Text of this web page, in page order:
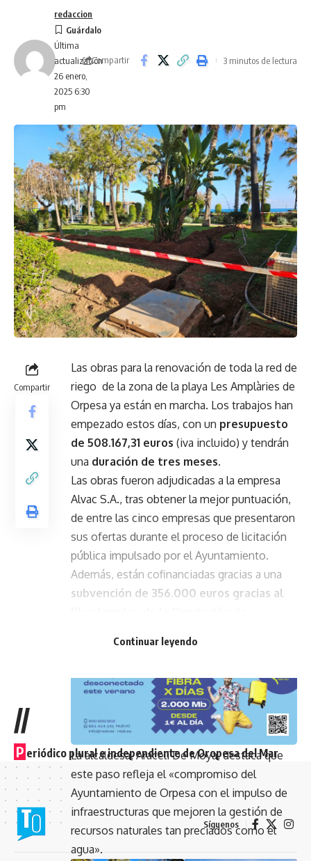
Última
actualización
26 enero,
2025 6:30
pm
redaccion
Compartir 3 minutos de lectura
Compartir
Las obras para la renovación de toda la red de
riego de la zona de la playa Les Amplàries de
Orpesa ya están en marcha. Los trabajos han
empezado estos días, con un presupuesto
de 508.167,31 euros (iva incluido) y tendrán
una duración de tres meses.
Las obras fueron adjudicadas a la empresa
Alvac S.A., tras obtener la mejor puntuación,
de entre las cinco empresas que presentaron
sus ofertas durante el proceso de licitación
pública impulsado por el Ayuntamiento.
Además, están cofinanciadas gracias a una
subvención de 356.000 euros gracias al
- Publicidad -
La alcaldesa, Araceli De Moya, destaca que
este paso refleja el «compromiso del
Ayuntamiento de Orpesa con el impulso de
infraestructuras que mejoren la gestión de
recursos naturales tan preciados como el
agua».
Continuar leyendo
//
P eriódico plural e independiente de Oropesa del Mar
Síguenos